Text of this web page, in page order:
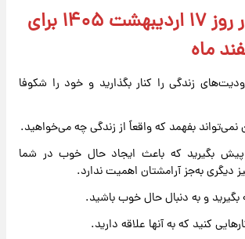
فال روزانه در روز ۱۷ اردیبهشت ۱۴۰۵ برای
ماه
زندگی را کنار بگذارید و خود را شکوفا
بفهمد که واقعاً از زندگی چه می‌خواهید.
بگیرید که باعث ایجاد حال خوب در شما
به‌جز آرامشتان اهمیت ندارد.
و به دنبال حال خوب باشید.
کنید که به آنها علاقه دارید.